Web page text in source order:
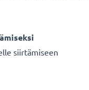
siirtämiseen